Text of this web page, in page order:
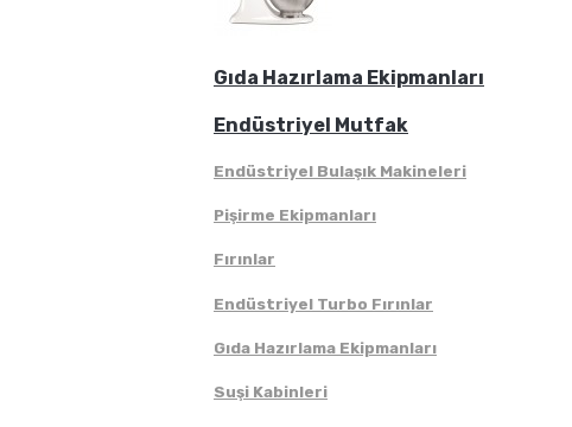
Gıda Hazırlama Ekipmanları
Endüstriyel Mutfak
Endüstriyel Bulaşık Makineleri
Pişirme Ekipmanları
Fırınlar
Endüstriyel Turbo Fırınlar
Gıda Hazırlama Ekipmanları
Suşi Kabinleri